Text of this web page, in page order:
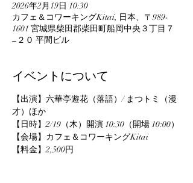
2026年2月19日 10:30
カフェ＆コワーキングKitai, 日本、〒989-
1601 宮城県柴田郡柴田町船岡中央３丁目７
−２０ 平間ビル
イベントについて
【出演】六華亭遊花（落語）/ まつトミ（漫
才）ほか
【日時】2/19（木）開演 10:30（開場 10:00）
【会場】カフェ＆コワーキングKitai
【料金】2,500円